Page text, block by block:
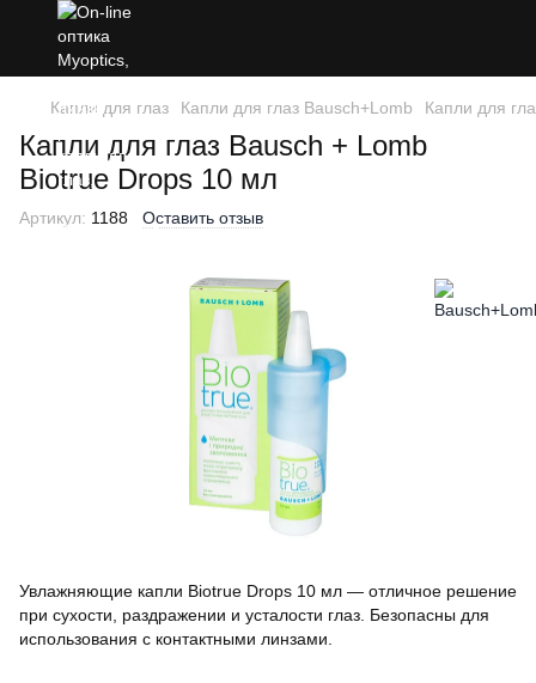
Капли для глаз Капли для глаз Bausch+Lomb Капли для
Капли для глаз Bausch + Lomb
Biotrue Drops 10 мл
Артикул: 1188 Оставить отзыв
Увлажняющие капли Biotrue Drops 10 мл — отличное решение
при сухости, раздражении и усталости глаз. Безопасны для
использования с контактными линзами.